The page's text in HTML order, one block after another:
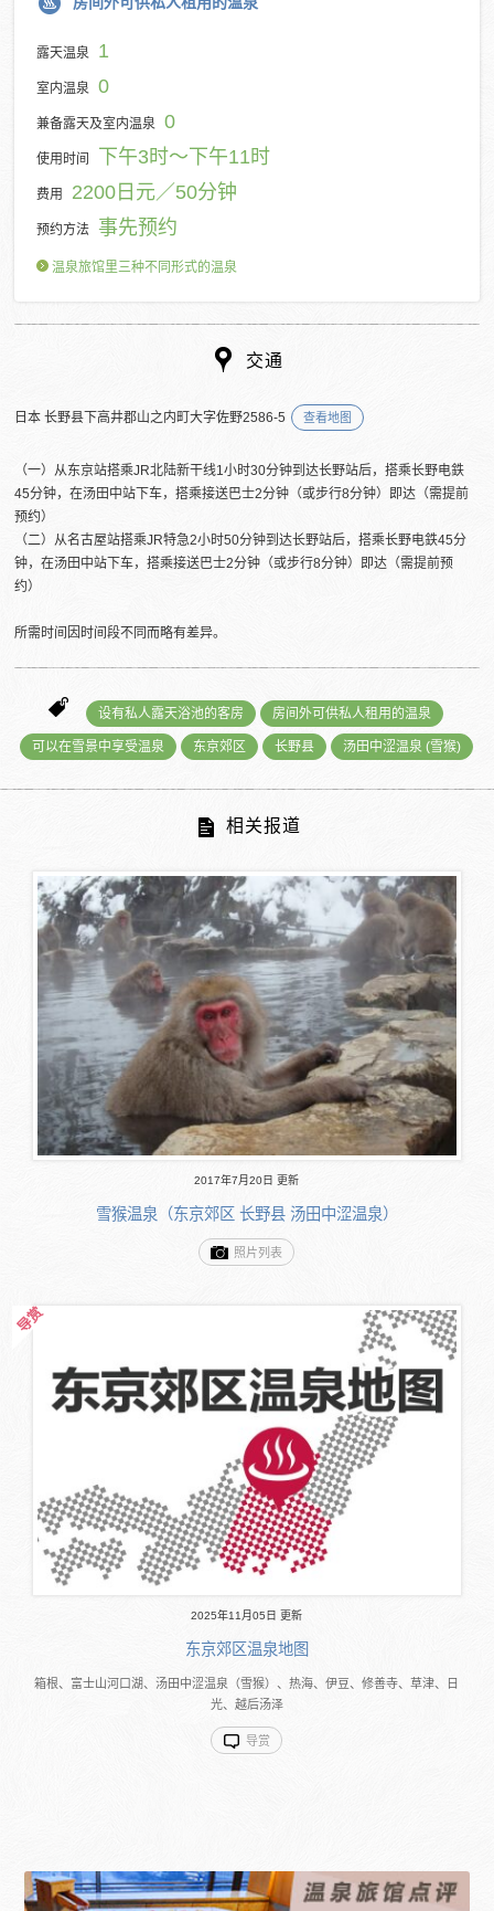
露天温泉 1
室内温泉 0
兼备露天及室内温泉 0
使用时间 下午3时～下午11时
费用 2200日元／50分钟
预约方法 事先预约
温泉旅馆里三种不同形式的温泉
交通
日本 长野县下高井郡山之内町大字佐野2586-5 查看地图
（一）从东京站搭乘JR北陆新干线1小时30分钟到达长野站后，搭乘长野电鉄
45分钟，在汤田中站下车，搭乘接送巴士2分钟（或步行8分钟）即达（需提前
预约）
（二）从名古屋站搭乘JR特急2小时50分钟到达长野站后，搭乘长野电鉄45分
钟，在汤田中站下车，搭乘接送巴士2分钟（或步行8分钟）即达（需提前预
约）
所需时间因时间段不同而略有差异。
设有私人露天浴池的客房 房间外可供私人租用的温泉
可以在雪景中享受温泉 东京郊区 长野县 汤田中涩温泉 (雪猴)
相关报道
2017年7月20日 更新
雪猴温泉（东京郊区 长野县 汤田中涩温泉）
照片列表
2025年11月05日 更新
东京郊区温泉地图
箱根、富士山河口湖、汤田中涩温泉（雪猴）、热海、伊豆、修善寺、草津、日
光、越后汤泽
导赏